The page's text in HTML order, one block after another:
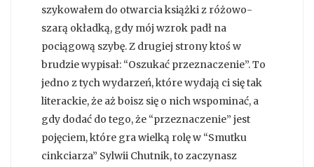
szykowałem do otwarcia książki z różowo-
szarą okładką, gdy mój wzrok padł na
pociągową szybę. Z drugiej strony ktoś w
brudzie wypisał: “Oszukać przeznaczenie”. To
jedno z tych wydarzeń, które wydają ci się tak
literackie, że aż boisz się o nich wspominać, a
gdy dodać do tego, że “przeznaczenie” jest
pojęciem, które gra wielką rolę w “Smutku
cinkciarza” Sylwii Chutnik, to zaczynasz